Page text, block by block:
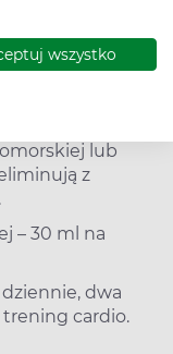
wszystko
Nie wolno się
2 godziny
lub
z
– 30 ml na
dwa
cardio.